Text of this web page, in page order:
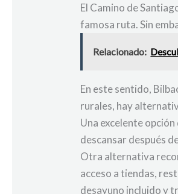
El Camino de
famosa ruta. Sin
Relacionado:
En este sentido,
rurales, hay
Una excelente
descansar después
Otra alternativa
acceso a tiendas,
desayuno incluido y